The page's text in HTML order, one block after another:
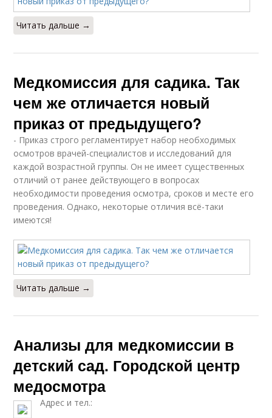
Читать дальше →
Медкомиссия для садика. Так
чем же отличается новый
приказ от предыдущего?
- Приказ строго регламентирует набор необходимых
осмотров врачей-специалистов и исследований для
каждой возрастной группы. Он не имеет существенных
отличий от ранее действующего в вопросах
необходимости проведения осмотра, сроков и месте его
проведения. Однако, некоторые отличия всё-таки
имеются!
Читать дальше →
Анализы для медкомиссии в
детский сад. Городской центр
медосмотра
Адрес и тел.: